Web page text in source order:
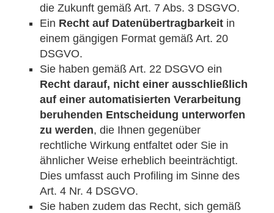
die Zukunft gemäß Art. 7 Abs. 3 DSGVO.
Ein Recht auf Datenübertragbarkeit in
einem gängigen Format gemäß Art. 20
DSGVO.
Sie haben gemäß Art. 22 DSGVO ein
Recht darauf, nicht einer ausschließlich
auf einer automatisierten Verarbeitung
beruhenden Entscheidung unterworfen
zu werden, die Ihnen gegenüber
rechtliche Wirkung entfaltet oder Sie in
ähnlicher Weise erheblich beeinträchtigt.
Dies umfasst auch Profiling im Sinne des
Art. 4 Nr. 4 DSGVO.
Sie haben zudem das Recht, sich gemäß